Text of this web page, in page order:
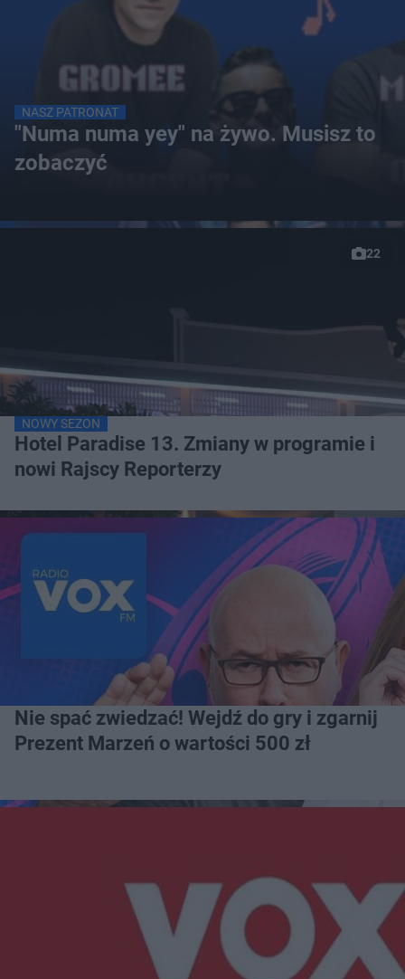
NASZ PATRONAT
"Numa numa yey" na żywo. Musisz to
zobaczyć
22
NOWY SEZON
Hotel Paradise 13. Zmiany w programie i
nowi Rajscy Reporterzy
Nie spać zwiedzać! Wejdź do gry i zgarnij
Prezent Marzeń o wartości 500 zł